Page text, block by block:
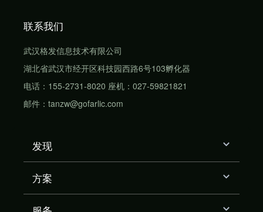
联系我们
武汉格发信息技术有限公司
湖北省武汉市经开区科技园西路6号103孵化器
电话：155-2731-8020 座机：027-59821821
邮件：tanzw@gofarlic.com
发现
方案